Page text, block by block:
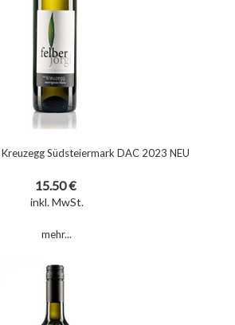
Südsteiermark DAC 2023 NEU
15.50 €
inkl. MwSt.
mehr...